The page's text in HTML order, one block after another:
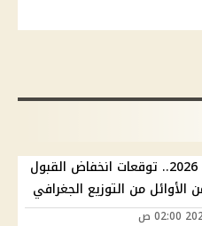
تنسيق الجامعات 2026.. توقعات انخفاض القبول